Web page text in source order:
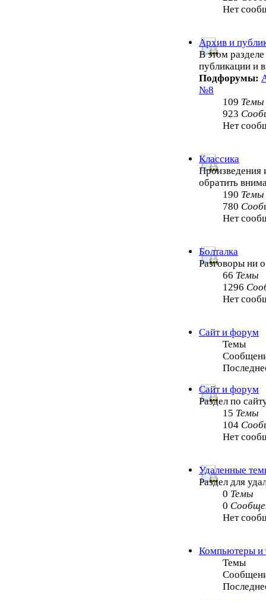
Нет
Архив и
В этом
публикации и
Подфорумы:
№8
109 Темы
923
Нет
Классика
Произведения
обратить
190 Темы
780
Нет
Болталка
Разговоры ни
66 Темы
1296
Нет
Сайт и форум
Темы
Сайт и форум
Раздел по
15 Темы
104
Нет
Удаленные
Раздел для
0 Темы
0
Нет
Компьютеры и
Темы